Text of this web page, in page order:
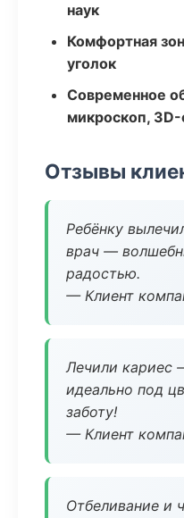
наук
Комфортная
уголок
Современное
микроскоп,
Отзывы
Ребёнку
врач —
радостью.
— Клиент
Лечили кариес
идеально под
заботу!
— Клиент
Отбеливание и